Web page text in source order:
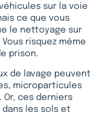
sur la voie
ce que vous
le nettoyage sur
risquez même
prison.
de lavage peuvent
microparticules
ces derniers
les sols et